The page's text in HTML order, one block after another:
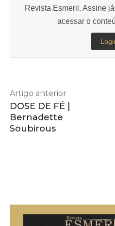
Revista Esmeril. Assine
acessar o
Artigo anterior
DOSE DE FÉ |
Bernadette
Soubirous